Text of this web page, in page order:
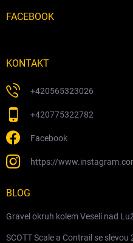
FACEBOOK
KONTAKT
+420565323026
+420775322782
Facebook
https://
BLOG
Gravel okruh kolem Veselí nad
SCOTT Scale a Contrail se slevou